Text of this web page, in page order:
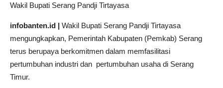
Wakil Bupati Serang Pandji Tirtayasa
infobanten.id | Wakil Bupati Serang Pandji Tirtayasa
mengungkapkan, Pemerintah Kabupaten (Pemkab) Serang
terus berupaya berkomitmen dalam memfasilitasi
pertumbuhan industri dan pertumbuhan usaha di Serang
Timur.